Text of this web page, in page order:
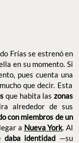
Frías se estrenó en
en su momento. Si
pues cuenta una
que decir. Esta
que habita laszonas
alrededor de sus
con miembros de un
a Nueva York. Al
daba identidad —su